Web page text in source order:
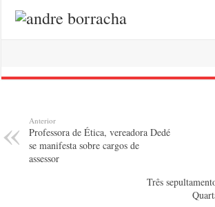
Anterior
Professora de Ética, vereadora Dedé
se manifesta sobre cargos de
assessor
Três